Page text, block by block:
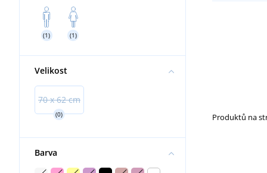
Dielektrické
Práce ve výškách
Nákoleníky
(1) (1)
Velikost
70 x 62 cm
(0)
Barva
Produktů na